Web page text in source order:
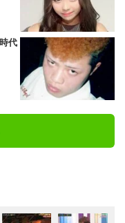
代